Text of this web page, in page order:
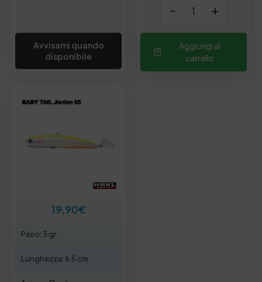
Avvisami quando
disponibile
- +
Aggiungi al
carrello
19,90€
Peso: 3 gr
Lunghezza: 6.5 cm